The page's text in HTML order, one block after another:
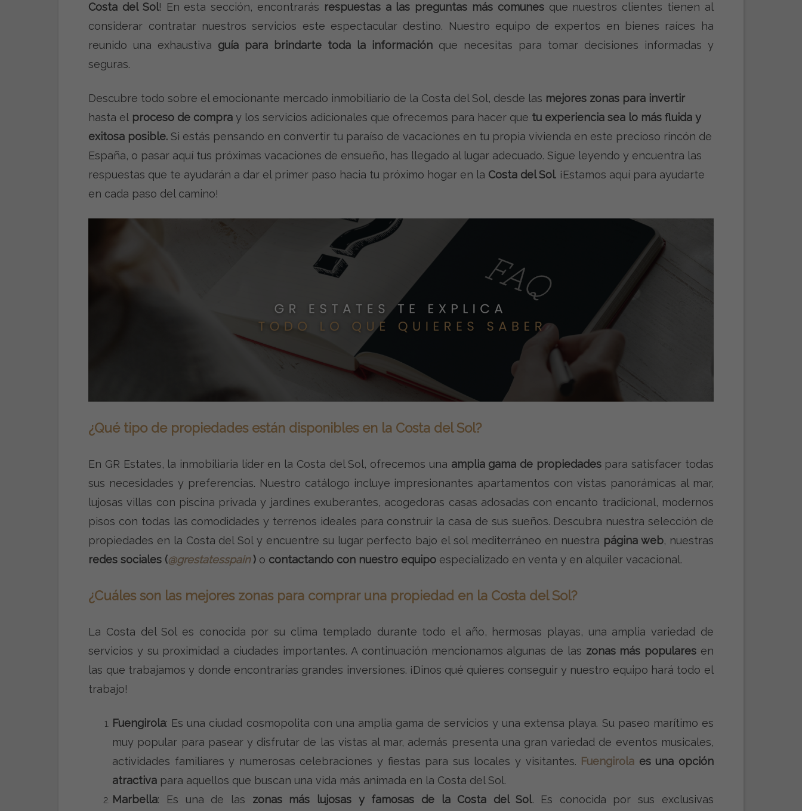
Costa del Sol! En esta sección, encontrarás respuestas a las preguntas más comunesque nuestros clientes tienen al
considerar contratar nuestros servicios este espectacular destino. Nuestro equipo de expertos en bienes raíces ha
reunido una exhaustiva guía para brindarte toda la información que necesitas para tomar decisiones informadas y
seguras.
Descubre todo sobre el emocionante mercado inmobiliario de la Costa del Sol, desde las mejores zonas para invertir
hasta el proceso de compra y los servicios adicionales que ofrecemos para hacer que tu experiencia sea lo más fluida y
exitosa posible. Si estás pensando en convertir tu paraíso de vacaciones en tu propia vivienda en este precioso rincón de
España, o pasar aquí tus próximas vacaciones de ensueño, has llegado al lugar adecuado. Sigue leyendo y encuentra las
respuestas que te ayudarán a dar el primer paso hacia tu próximo hogar en la Costa del Sol. ¡Estamos aquí para ayudarte
en cada paso del camino!
¿Qué tipo de propiedades están disponibles en la Costa del Sol?
En GR Estates, la inmobiliaria líder en la Costa del Sol, ofrecemos una amplia gama de propiedadespara satisfacer todas
sus necesidades y preferencias. Nuestro catálogo incluye impresionantes apartamentos con vistas panorámicas al mar,
lujosas villas con piscina privada y jardines exuberantes, acogedoras casas adosadas con encanto tradicional, modernos
pisos con todas las comodidades y terrenos ideales para construir la casa de sus sueños. Descubra nuestra selección de
propiedades en la Costa del Sol y encuentre su lugar perfecto bajo el sol mediterráneo en nuestra página web, nuestras
redes sociales (@grestatesspain ) o contactando con nuestro equipo especializado en venta y en alquiler vacacional.
¿Cuáles son las mejores zonas para comprar una propiedad en la Costa del Sol?
La Costa del Sol es conocida por su clima templado durante todo el año, hermosas playas, una amplia variedad de
servicios y su proximidad a ciudades importantes. A continuación mencionamos algunas de las zonas más populares en
las que trabajamos y donde encontrarías grandes inversiones. ¡Dinos qué quieres conseguir y nuestro equipo hará todo el
trabajo!
Fuengirola: Es una ciudad cosmopolita con una amplia gama de servicios y una extensa playa. Su paseo marítimo es
muy popular para pasear y disfrutar de las vistas al mar, además presenta una gran variedad de eventos musicales,
actividades familiares y numerosas celebraciones y fiestas para sus locales y visitantes. Fuengirola es una opción
atractiva para aquellos que buscan una vida más animada en la Costa del Sol.
Marbella: Es una de las zonas más lujosas y famosas de la Costa del Sol. Es conocida por sus exclusivas